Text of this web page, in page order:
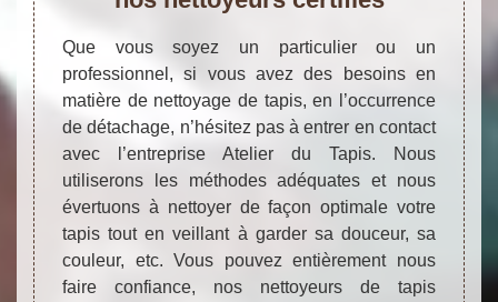
Que vous soyez un particulier ou un
professionnel, si vous avez des besoins en
matière de nettoyage de tapis, en l’occurrence
de détachage, n’hésitez pas à entrer en contact
avec l’entreprise Atelier du Tapis. Nous
utiliserons les méthodes adéquates et nous
évertuons à nettoyer de façon optimale votre
tapis tout en veillant à garder sa douceur, sa
couleur, etc. Vous pouvez entièrement nous
faire confiance, nos nettoyeurs de tapis